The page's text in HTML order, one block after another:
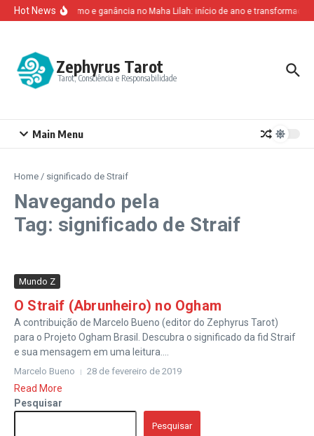
Ir para o conteúdo
Hot NewsAltruísmo e ganância no Maha Lilah: início de ano e transformação
Zephyrus Tarot
Tarot, Consciência e Responsabilidade
Main Menu
Home / significado de Straif
Navegando pela
Tag: significado de Straif
Mundo Z
O Straif (Abrunheiro) no Ogham
A contribuição de Marcelo Bueno (editor do Zephyrus Tarot)
para o Projeto Ogham Brasil. Descubra o significado da fid Straif
e sua mensagem em uma leitura....
Marcelo Bueno 28 de fevereiro de 2019
Read More
Pesquisar
Pesquisar